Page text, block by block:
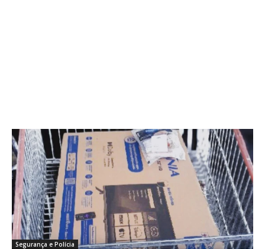
Segurança e Polícia